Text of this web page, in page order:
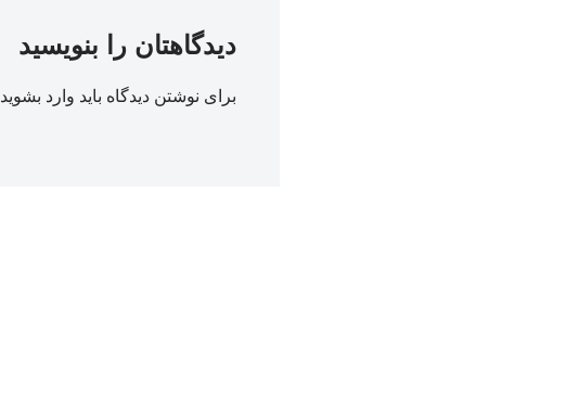
دیدگاهتان را بنویسید
برای نوشتن دیدگاه باید وارد بشوید